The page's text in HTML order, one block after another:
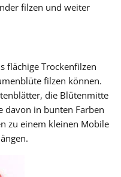
filzen und weiter
flächige Trockenfilzen
filzen können.
die Blütenmitte
davon in bunten Farben
zu einem kleinen Mobile